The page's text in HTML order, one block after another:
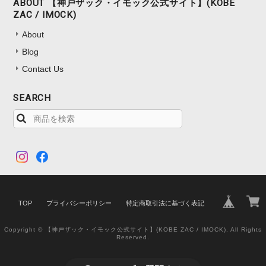
ABOUT 【神戸ザック・イモック公式サイト】(KOBE
ZAC / IMOCK)
About
Blog
Contact Us
SEARCH
TOP プライバシーポリシー 特定商取引法に基づく表記
Copyright © 【神戸ザック・イモック公式サイト】(KOBE ZAC / IMOCK). All Rights
Reserved.